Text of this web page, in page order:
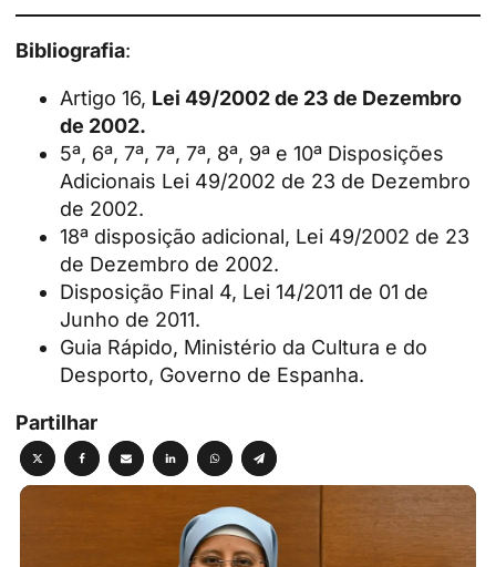
Bibliografia:
Artigo 16, Lei 49/2002 de 23 de Dezembro
de 2002.
5ª, 6ª, 7ª, 7ª, 7ª, 8ª, 9ª e 10ª Disposições
Adicionais Lei 49/2002 de 23 de Dezembro
de 2002.
18ª disposição adicional, Lei 49/2002 de 23
de Dezembro de 2002.
Disposição Final 4, Lei 14/2011 de 01 de
Junho de 2011.
Guia Rápido, Ministério da Cultura e do
Desporto, Governo de Espanha.
Partilhar